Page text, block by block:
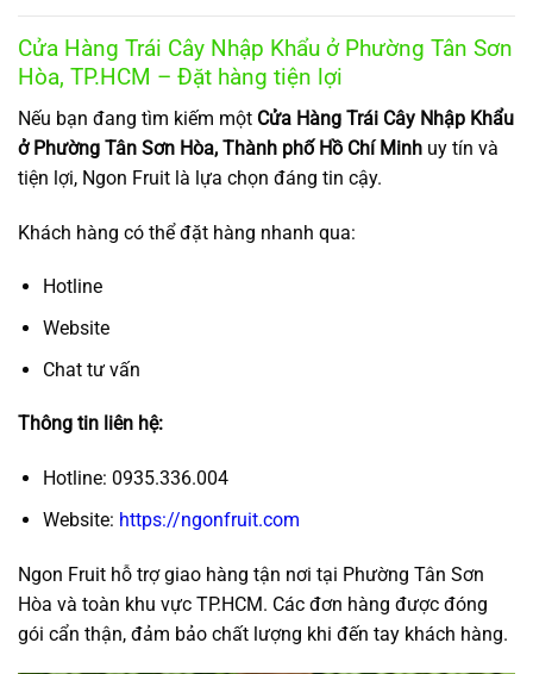
Cửa Hàng Trái Cây Nhập Khẩu ở Phường Tân Sơn
Hòa, TP.HCM – Đặt hàng tiện lợi
Nếu bạn đang tìm kiếm một Cửa Hàng Trái Cây Nhập Khẩu
ở Phường Tân Sơn Hòa, Thành phố Hồ Chí Minh uy tín và
tiện lợi, Ngon Fruit là lựa chọn đáng tin cậy.
Khách hàng có thể đặt hàng nhanh qua:
Hotline
Website
Chat tư vấn
Thông tin liên hệ:
Hotline: 0935.336.004
Website: https://ngonfruit.com
Ngon Fruit hỗ trợ giao hàng tận nơi tại Phường Tân Sơn
Hòa và toàn khu vực TP.HCM. Các đơn hàng được đóng
gói cẩn thận, đảm bảo chất lượng khi đến tay khách hàng.